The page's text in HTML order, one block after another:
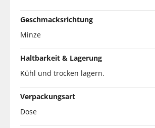
Geschmacksrichtung
Minze
Haltbarkeit & Lagerung
Kühl und trocken lagern.
Verpackungsart
Dose